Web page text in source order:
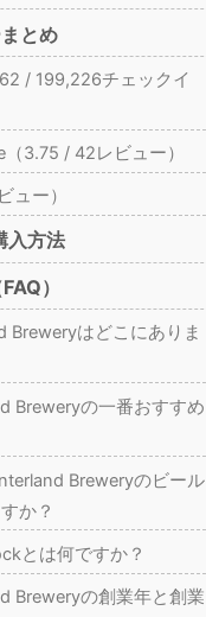
とめ
/ 199,226チェックイ
3.75 / 42レビュー）
ュー）
方法
）
Breweryはどこにありま
Breweryの一番おすすめ
Breweryのビール
か？
とは何ですか？
Breweryの創業年と創業